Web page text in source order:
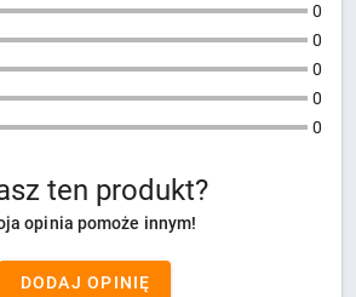
0
0
0
0
0
ten produkt?
opinia pomoże innym!
DODAJ OPINIĘ